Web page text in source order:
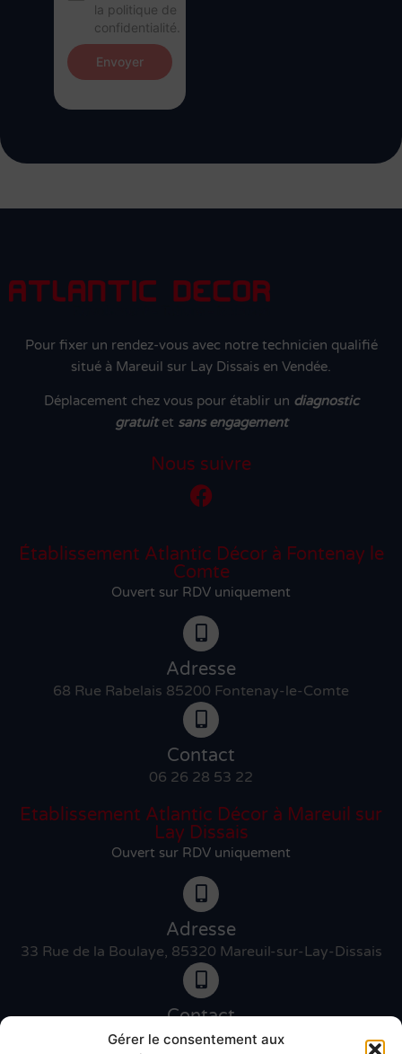
Gérer le consentement aux
la politique de
confidentialité.
Envoyer
Pour fixer un rendez-vous avec notre technicien qualifié
situé à Mareuil sur Lay Dissais en Vendée.
Déplacement chez vous pour établir un diagnostic
gratuitet sans engagement
Nous suivre
Établissement Atlantic Décor à Fontenay le
Comte
Ouvert sur RDV uniquement
Adresse
68 Rue Rabelais 85200 Fontenay-le-Comte
Contact
06 26 28 53 22
Etablissement Atlantic Décor à Mareuil sur
Lay Dissais
Ouvert sur RDV uniquement
Adresse
33 Rue de la Boulaye, 85320 Mareuil-sur-Lay-Dissais
Contact
06 46 27 89 83